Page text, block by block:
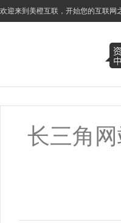
欢迎来到美橙互联，开始您的互联网
长三角